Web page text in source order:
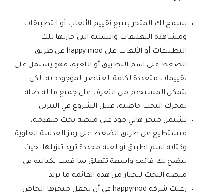
يسمح لك المتجر بتتبع تقييم الألعاب أو التطبيقات
ومشاهدة التعليقات والنسبة التي حازتها تلك
التطبيقات أو الألعاب على happy mod عن طريق
الضغط على اسم التطبيق أو اللعبة، فهو يشتمل على
تقييمات متعددة لكافة العناصر الموجودة به، لكي
يتمكن المستخدم من التعرف على جميع ما له صلة
بمحرك البحث خاصته، قبيل الشروع في التنزيل.
يشتمل متجر هابي مود على منصة بحث متقدمة،
فتستطيع عن طريق الضغط على رمز العدسة العلوية
وكتابة اسم اطبيق أو لعبة محددة تريد تنزيلها، حيث
تتضح لك قائمة واسعة تتعلق بما قمت بكتابته في
منصة البحث لتختار من هذه القائمة ما تريد.
رغبت شركة happymod في أن تجعل متجرها الخاص